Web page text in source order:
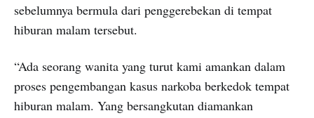
sebelumnya bermula dari penggerebekan di tempat
hiburan malam tersebut.
“Ada seorang wanita yang turut kami amankan dalam
proses pengembangan kasus narkoba berkedok tempat
hiburan malam. Yang bersangkutan diamankan